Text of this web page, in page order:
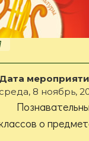
Дата
среда, 8 ноябрь,
о